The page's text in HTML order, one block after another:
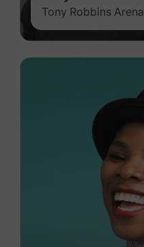
Tony Robbins Arena